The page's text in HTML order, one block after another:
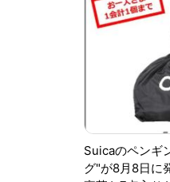
Suicaのペンギ
グ"が8月8日に